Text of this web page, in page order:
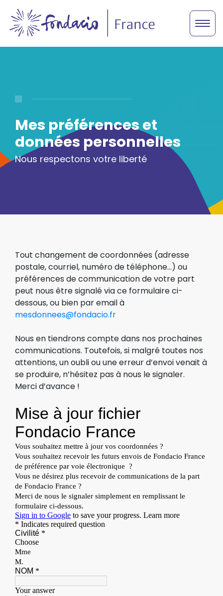
Mes préférences et
données personnelles
Nous respectons votre liberté
Tout changement de coordonnées (adresse
postale, courriel, numéro de téléphone…) ou
préférences de communication de votre part
peut nous être signalé via ce formulaire ci-
dessous, ou bien par email à
mesdonnees@fondacio.fr
Nous en tiendrons compte dans nos prochaines
communications. Toutefois, si malgré toutes nos
attentions, un oubli ou une erreur d’envoi venait à
se produire, n’hésitez pas à nous le signaler.
Merci d’avance !